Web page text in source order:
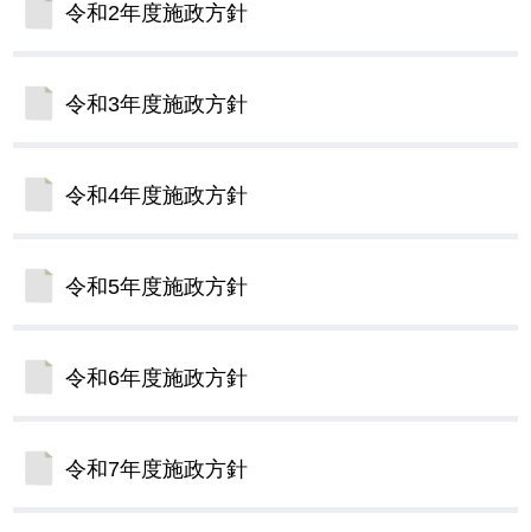
令和2年度施政方針
令和3年度施政方針
令和4年度施政方針
令和5年度施政方針
令和6年度施政方針
令和7年度施政方針